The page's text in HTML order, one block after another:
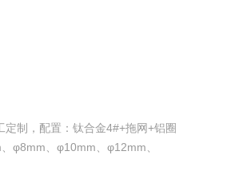
制，配置：钛合金4#+拖网+铝圈
φ8mm、φ10mm、φ12mm、